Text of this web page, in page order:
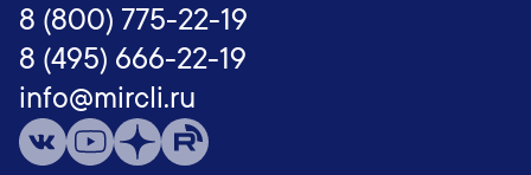
8 (800) 775-22-19
8 (495) 666-22-19
info@mircli.ru